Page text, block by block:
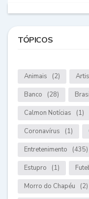
TÓPICOS
Animais (2)
Banco (28)
Calmon Notícias (1)
Coronavírus (1)
Entretenimento (435)
Estupro (1)
Morro do Chapéu (2)